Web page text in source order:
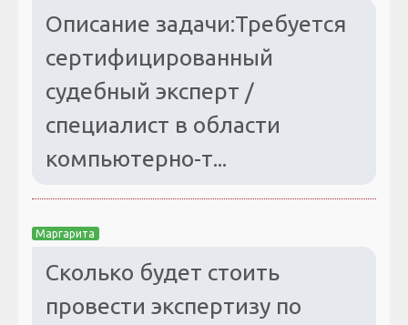
Описание задачи:Требуется
сертифицированный
судебный эксперт /
специалист в области
компьютерно-т...
Маргарита
Сколько будет стоить
провести экспертизу по